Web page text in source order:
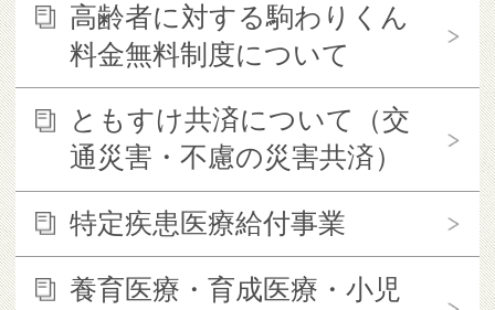
高齢者に対する駒わりくん
料金無料制度について
ともすけ共済について（交
通災害・不慮の災害共済）
特定疾患医療給付事業
養育医療・育成医療・小児